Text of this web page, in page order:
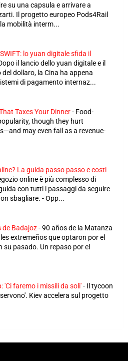
su una capsula e arrivare a
Il progetto europeo Pods4Rail
mobilità interm...
lo yuan digitale sfida il
il lancio dello yuan digitale e il
dollaro, la Cina ha appena
di pagamento internaz...
Taxes Your Dinner- Food-
though they hurt
may even fail as a revenue-
La guida passo passo e costi
online è più complesso di
con tutti i passaggi da seguire
sbagliare. - Opp...
de Badajoz-90 años de la Matanza
extremeños que optaron por el
pasado. Un repaso por el
'Ci faremo i missili da soli'- Il tycoon
Kiev accelera sul progetto